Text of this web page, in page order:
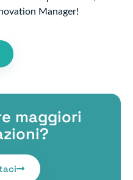
Manager!
maggiori